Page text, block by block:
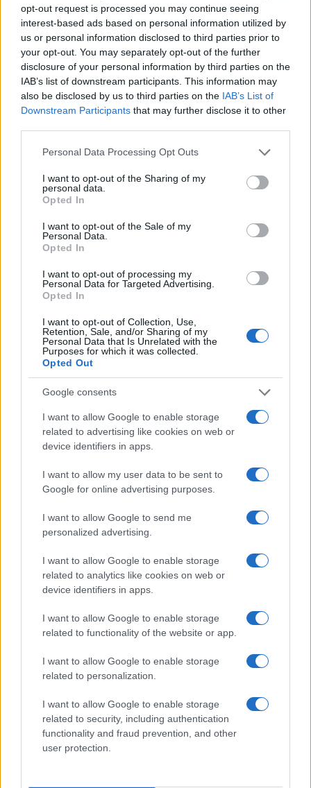
opt-out request is processed you may continue seeing
interest-based ads based on personal information utilized by
us or personal information disclosed to third parties prior to
your opt-out. You may separately opt-out of the further
disclosure of your personal information by third parties on the
IAB’s list of downstream participants. This information may
also be disclosed by us to third parties on the IAB’s List of
Downstream Participants that may further disclose it to other
Please note that this website/app uses one or more Google
not limited to your visit or usage behaviour. You may click to
grant or deny consent to Google and its third-party tags to
use your data for below specified purposes in below Google
consent section.
Personal Data Processing Opt Outs
I want to opt-out of the Sharing of my
personal data.
Opted In
I want to opt-out of the Sale of my
Personal Data.
Opted In
I want to opt-out of processing my
Personal Data for Targeted Advertising.
Opted In
I want to opt-out of Collection, Use,
Retention, Sale, and/or Sharing of my
Personal Data that Is Unrelated with the
Purposes for which it was collected.
Opted Out
Google consents
I want to allow Google to enable storage
related to advertising like cookies on web or
device identifiers in apps.
I want to allow my user data to be sent to
Google for online advertising purposes.
I want to allow Google to send me
personalized advertising.
I want to allow Google to enable storage
related to analytics like cookies on web or
device identifiers in apps.
I want to allow Google to enable storage
related to functionality of the website or app.
I want to allow Google to enable storage
related to personalization.
I want to allow Google to enable storage
related to security, including authentication
functionality and fraud prevention, and other
user protection.
sulle variabili che potrebbero alterare il panorama
economico. L’analisi dei dati e delle tendenze
attuali fornisce spunti preziosi per navigare in un
contesto in continua evoluzione. Si prevede che le
tendenze di mercato continueranno a giocare un
ruolo cruciale nell’economia globale, con impatti
AUTORE
Continua a leggere